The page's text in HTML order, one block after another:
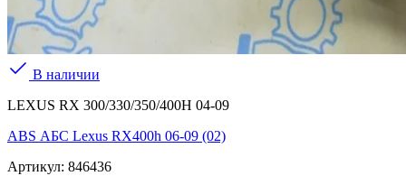
В наличии
LEXUS RX 300/330/350/400H 04-09
ABS АБС Lexus RX400h 06-09 (02)
Артикул: 846436